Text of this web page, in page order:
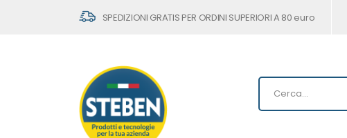
SPEDIZIONI GRATIS PER ORDINI SUPERIORI A 80 euro